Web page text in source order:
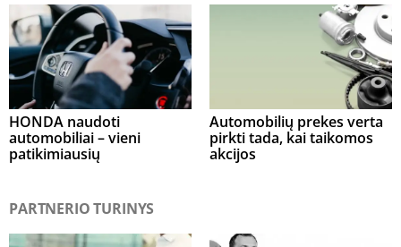
HONDA naudoti
automobiliai – vieni
patikimiausių
Automobilių prekes verta
pirkti tada, kai taikomos
akcijos
PARTNERIO TURINYS